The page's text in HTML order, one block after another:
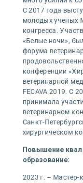
С 2017 года
молодых ученых
конгресса.
«Белые ночи»,
форума
конференции
ветеринарной
FECAVA 2019. С
принимала
ветеринарном
Санкт-
хирургическом
Повышение
образование:
2023 г. – Мастер-